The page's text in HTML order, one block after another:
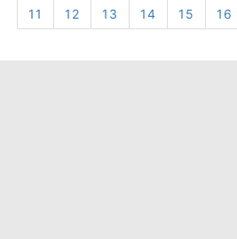
11
12 13 14 15 16